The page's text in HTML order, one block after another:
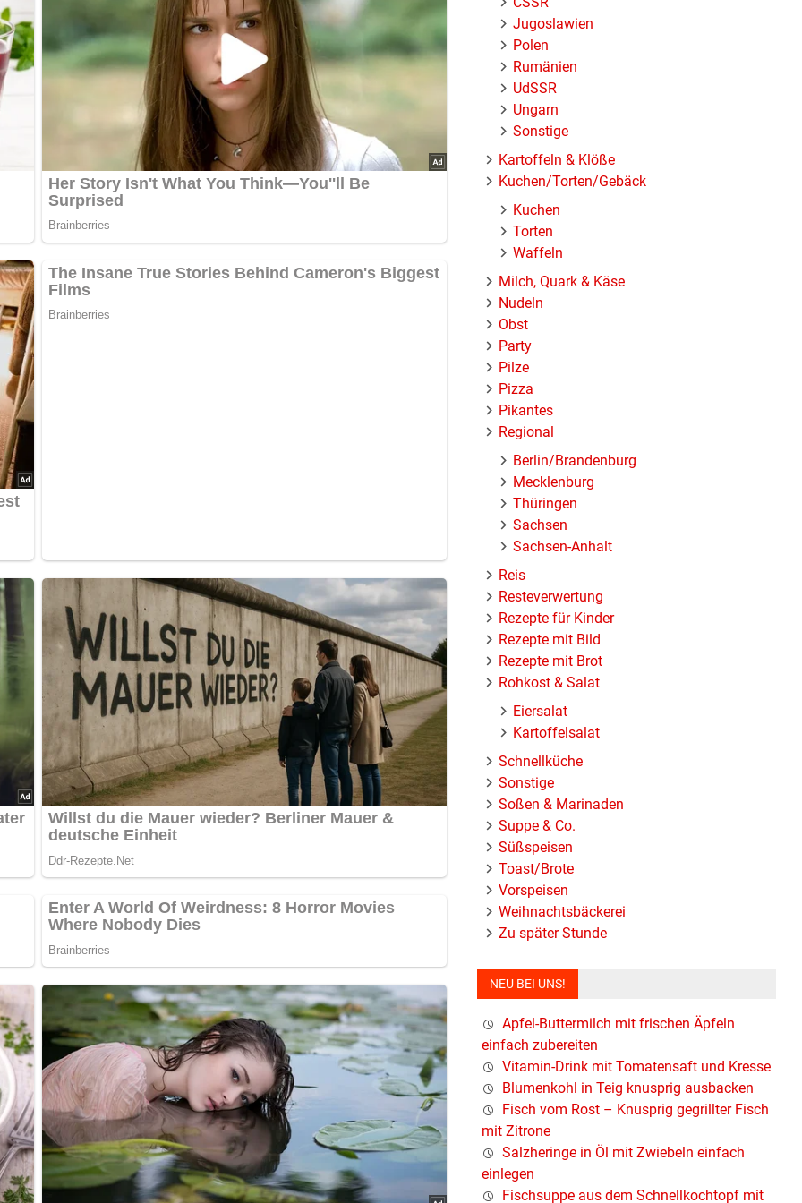
doch bitte einen Kommentar am Ende dieser Seite & auch
Jugoslawien
Polen
Rumänien
UdSSR
Ungarn
Sonstige
Kartoffeln & Klöße
Kuchen/Torten/Gebäck
Kuchen
Torten
Waffeln
Milch, Quark & Käse
Nudeln
Obst
Party
Pilze
Pizza
Pikantes
Regional
Berlin/Brandenburg
Mecklenburg
Thüringen
Sachsen
Sachsen-Anhalt
Reis
Resteverwertung
Rezepte für Kinder
Rezepte mit Bild
Rezepte mit Brot
Rohkost & Salat
Eiersalat
Kartoffelsalat
Schnellküche
Sonstige
Soßen & Marinaden
Suppe & Co.
Süßspeisen
Toast/Brote
Vorspeisen
Weihnachtsbäckerei
Zu später Stunde
NEU BEI UNS!
Apfel-Buttermilch mit frischen Äpfeln
einfach zubereiten
Vitamin-Drink mit Tomatensaft und Kresse
Blumenkohl in Teig knusprig ausbacken
Fisch vom Rost – Knusprig gegrillter Fisch
mit Zitrone
Salzheringe in Öl mit Zwiebeln einfach
einlegen
Fischsuppe aus dem Schnellkochtopf mit